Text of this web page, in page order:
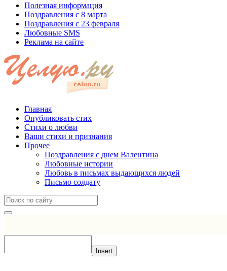
Полезная информация
Поздравления с 8 марта
Поздравления с 23 февраля
Любовные SMS
Реклама на сайте
Главная
Опубликовать стих
Стихи о любви
Ваши стихи и признания
Прочее
Поздравления с днем Валентина
Любовные истории
Любовь в письмах выдающихся людей
Письмо солдату
Insert